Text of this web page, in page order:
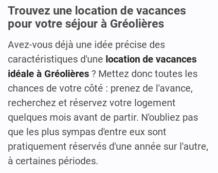
Trouvez une location de vacances
pour votre séjour à Gréolières
Avez-vous déjà une idée précise des
caractéristiques d'une location de vacances
idéale à Gréolières ? Mettez donc toutes les
chances de votre côté : prenez de l'avance,
recherchez et réservez votre logement
quelques mois avant de partir. N'oubliez pas
que les plus sympas d'entre eux sont
pratiquement réservés d'une année sur l'autre,
à certaines périodes.